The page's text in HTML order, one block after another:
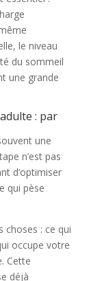
le niveau
du sommeil
une grande
: par
une
n’est pas
d’optimiser
qui pèse
choses : ce qui
occupe votre
Cette
déjà